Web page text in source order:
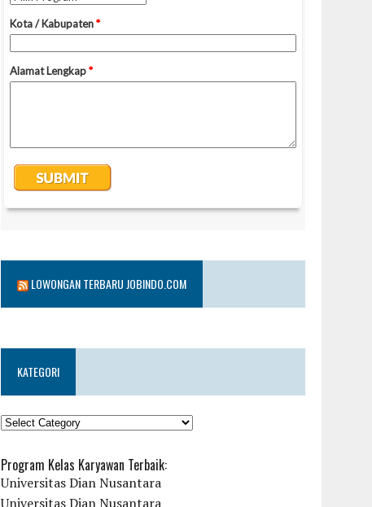
LOWONGAN TERBARU JOBINDO.COM
KATEGORI
KATEGORI
Program Kelas Karyawan Terbaik:
Universitas Dian Nusantara
Universitas Dian Nusantara